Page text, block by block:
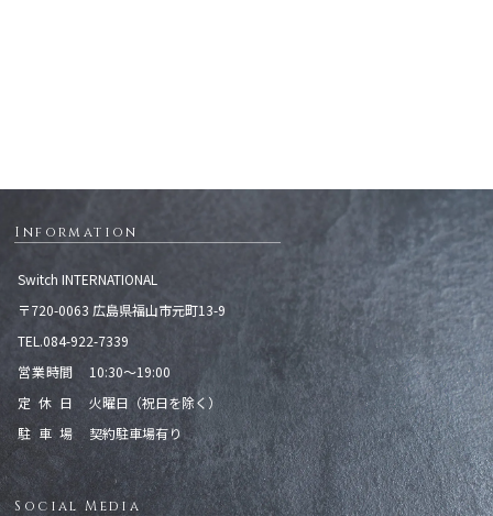
Information
Switch INTERNATIONAL
〒720-0063 広島県福山市元町13-9
TEL.084-922-7339
営業時間
10:30〜19:00
定休日
火曜日（祝日を除く）
駐車場
契約駐車場有り
Social Media